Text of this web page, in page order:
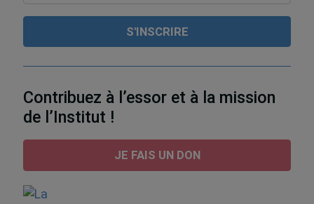
Contribuez à l’essor et à la mission
de l’Institut !
JE FAIS UN DON